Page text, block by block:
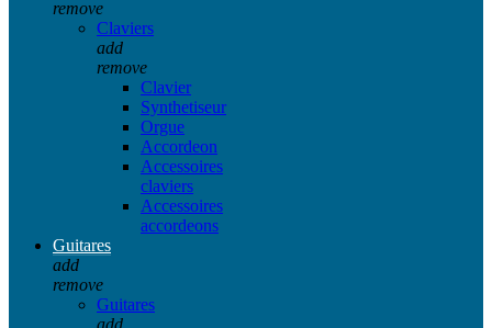
remove
Claviers
add
remove
Clavier
Synthetiseur
Orgue
Accordeon
Accessoires
claviers
Accessoires
accordeons
Guitares
add
remove
Guitares
add